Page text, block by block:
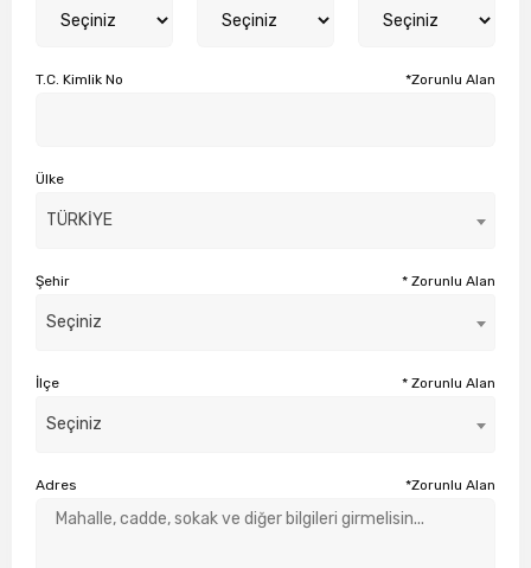
T.C. Kimlik No *Zorunlu Alan
Ülke
TÜRKİYE
Şehir * Zorunlu Alan
Seçiniz
İlçe * Zorunlu Alan
Seçiniz
Adres *Zorunlu Alan